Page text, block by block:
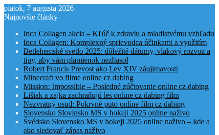
piatok, 7 augusta 2026
Najnovšie články
Inca Collagen akcia – Kľúč k zdraviu a mladistvému vzhľadu
Inca Collagen: Komplexný sprievodca účinkami a využitím
Betlehemské svetlo 2025: dôležité dátumy, vlakový rozvoz a
tipy, aby vám plamienok nezhasol
Robert Francis Prevost ako Lev XIV záujimavosti
Minecraft vo filme online cz dabing
Mission: Impossible – Posledné zúčtovanie online cz dabing
Lišiak a zajka zachraňujú les online cz dabing film
Nezvratný osud: Pokrvné puto online film cz dabing
Slovensko Slovinsko MS v hokeji 2025 online naživo
Švédsko Slovensko MS v hokeji 2025 online naživo – kde a
ako sledovať zápas naživo